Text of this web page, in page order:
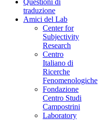
traduzione
Amici del Lab
Center for
Subjectivity
Research
Centro
Italiano di
Ricerche
Fenomenologiche
Fondazione
Centro Studi
Campostrini
Laboratory